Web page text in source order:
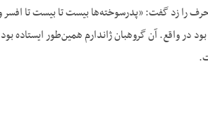
ساعت اتفاقی رخ نداده». تا این حرف را زد گفت: «پدرسوخته‌ها بیست
در واقع. آن گروهبان ژاندارم همین‌طور ایستاده